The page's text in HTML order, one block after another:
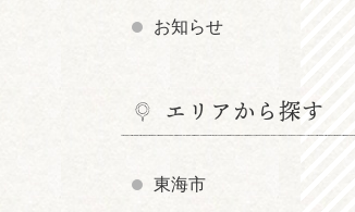
お知らせ
エリアから探す
東海市